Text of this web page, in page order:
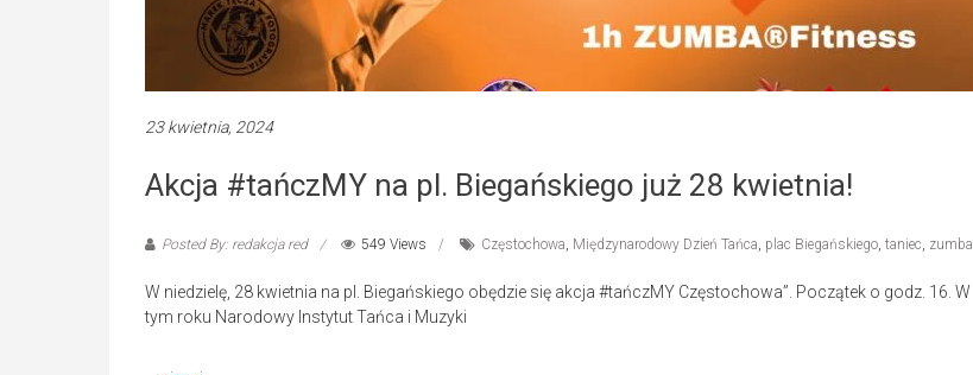
23 kwietnia, 2024
Akcja #tańczMY na pl. Biegańskiego już 28 kwietnia!
Posted By: redakcja red 549 Views Częstochowa, Międzynarodowy Dzień Tańca, plac Biegańskiego, taniec, zumba
W niedzielę, 28 kwietnia na pl. Biegańskiego obędzie się akcja #tańczMY Częstochowa”. Początek o godz. 16. W
tym roku Narodowy Instytut Tańca i Muzyki